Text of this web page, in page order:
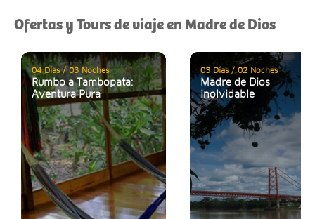
Ofertas y Tours de viaje en Madre de Dios
04 Días / 03 Noches
Rumbo a Tambopata:
Aventura Pura
03 Días / 02 Noches
Madre de Dios
inolvidable